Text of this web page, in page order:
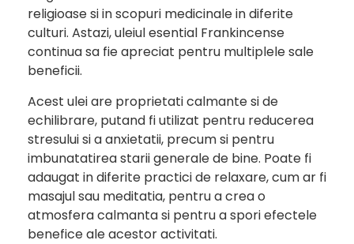
religioase si in scopuri medicinale in diferite
culturi. Astazi, uleiul esential Frankincense
continua sa fie apreciat pentru multiplele sale
beneficii.
Acest ulei are proprietati calmante si de
echilibrare, putand fi utilizat pentru reducerea
stresului si a anxietatii, precum si pentru
imbunatatirea starii generale de bine. Poate fi
adaugat in diferite practici de relaxare, cum ar fi
masajul sau meditatia, pentru a crea o
atmosfera calmanta si pentru a spori efectele
benefice ale acestor activitati.